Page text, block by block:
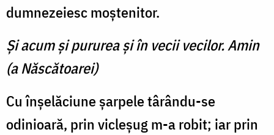
dumnezeiesc moştenitor.
Şi acum şi pururea şi în vecii vecilor. Amin
(a Născătoarei)
Cu înşelăciune şarpele târându-se
odinioară, prin vicleşug m-a robit; iar prin